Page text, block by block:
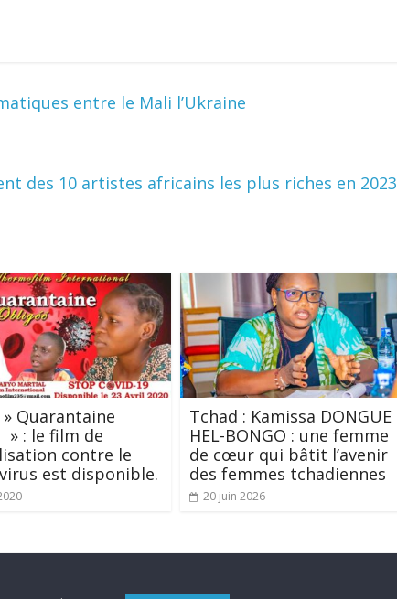
entre le Mali l’Ukraine
des 10 artistes africains les plus riches en 2023
Quarantaine
» : le film de
contre le
est disponible.
Tchad : Kamissa DONGUE
HEL-BONGO : une femme
de cœur qui bâtit l’avenir
des femmes tchadiennes
20 juin 2026